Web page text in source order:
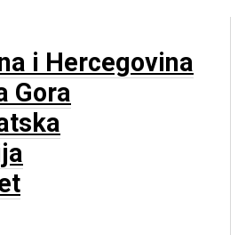
i Hercegovina
Gora